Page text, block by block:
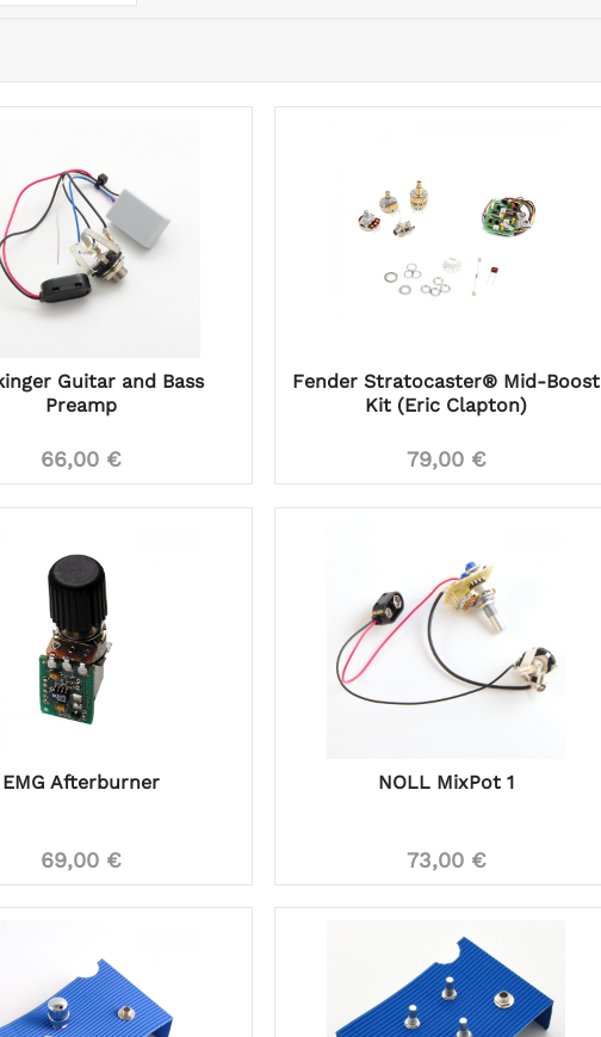
Guitar and Bass
Preamp
66,00 €
Fender Stratocaster® Mid-Boost
Kit (Eric Clapton)
79,00 €
EMG Afterburner
69,00 €
NOLL MixPot 1
73,00 €